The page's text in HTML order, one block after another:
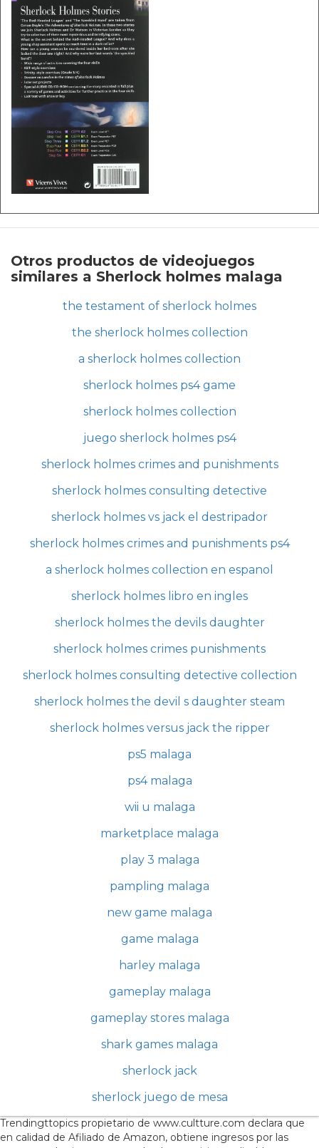
Otros productos de videojuegos
similares a Sherlock holmes malaga
the testament of sherlock holmes
the sherlock holmes collection
a sherlock holmes collection
sherlock holmes ps4 game
sherlock holmes collection
juego sherlock holmes ps4
sherlock holmes crimes and punishments
sherlock holmes consulting detective
sherlock holmes vs jack el destripador
sherlock holmes crimes and punishments ps4
a sherlock holmes collection en espanol
sherlock holmes libro en ingles
sherlock holmes the devils daughter
sherlock holmes crimes punishments
sherlock holmes consulting detective collection
sherlock holmes the devil s daughter steam
sherlock holmes versus jack the ripper
ps5 malaga
ps4 malaga
wii u malaga
marketplace malaga
play 3 malaga
pampling malaga
new game malaga
game malaga
harley malaga
gameplay malaga
gameplay stores malaga
shark games malaga
sherlock jack
sherlock juego de mesa
Trendingttopics propietario de www.cultture.com declara que
en calidad de Afiliado de Amazon, obtiene ingresos por las